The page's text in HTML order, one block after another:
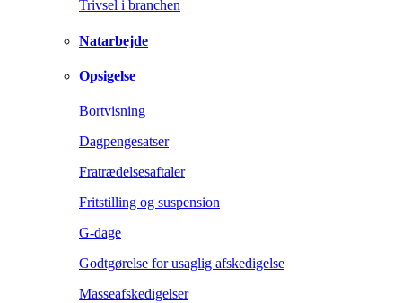
Trivsel i branchen
Natarbejde
Opsigelse
Bortvisning
Dagpengesatser
Fratrædelsesaftaler
Fritstilling og suspension
G-dage
Godtgørelse for usaglig afskedigelse
Masseafskedigelser